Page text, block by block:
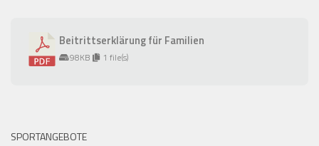
Beitrittserklärung für Familien
98KB 1 file(s)
SPORTANGEBOTE